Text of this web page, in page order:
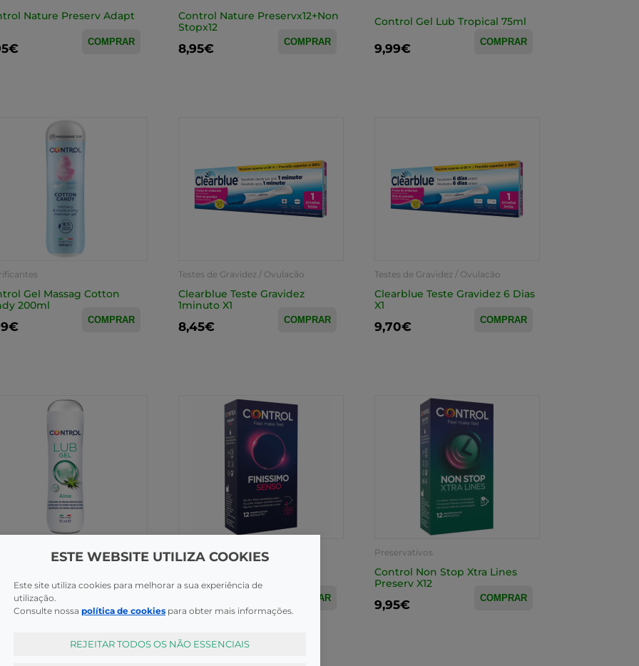
Nature Preserv Adapt
COMPRAR
Control Nature Preservx12+Non
Stopx12
8,95€ COMPRAR
Control Gel Lub Tropical 75ml
9,99€ COMPRAR
Gel Massag Cotton
200ml
COMPRAR
Testes de Gravidez / Ovulação
Clearblue Teste Gravidez
1minuto X1
8,45€ COMPRAR
Testes de Gravidez / Ovulação
Clearblue Teste Gravidez 6 Dias
X1
9,70€ COMPRAR
Gel Lub Aloe 75ml
Preservativos
Preserv X12
9,95€ COMPRAR
Preservativos
Control Non Stop Xtra Lines
Preserv X12
9,95€ COMPRAR
ESTE WEBSITE UTILIZA COOKIES
Este site utiliza cookies para melhorar a sua experiência de
utilização.
Consulte nossa política de cookies para obter mais informações.
REJEITAR TODOS OS NÃO ESSENCIAIS